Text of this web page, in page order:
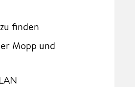
finden
Mopp und